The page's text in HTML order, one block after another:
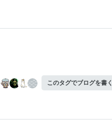
このタグでブログを書く